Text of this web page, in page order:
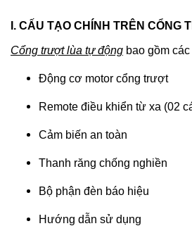
I. CẤU TẠO CHÍNH TRÊN CỔNG
Cổng trượt lùa tự động bao gồm
Động cơ motor cổng trượt
Remote điều khiển từ xa (02
Cảm biến an toàn
Thanh răng chống nghiền
Bộ phận đèn báo hiệu
Hướng dẫn sử dụng